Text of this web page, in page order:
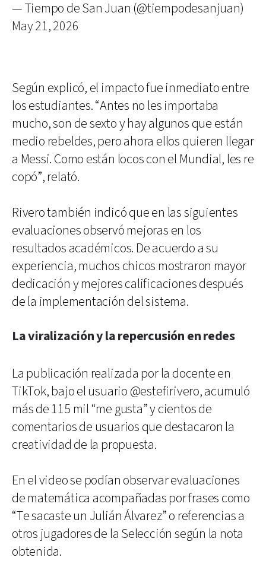
— Tiempo de San Juan (@tiempodesanjuan)
May 21, 2026
Según explicó, el impacto fue inmediato entre
los estudiantes. “Antes no les importaba
mucho, son de sexto y hay algunos que están
medio rebeldes, pero ahora ellos quieren llegar
a Messi. Como están locos con el Mundial, les re
copó”, relató.
Rivero también indicó que en las siguientes
evaluaciones observó mejoras en los
resultados académicos. De acuerdo a su
experiencia, muchos chicos mostraron mayor
dedicación y mejores calificaciones después
de la implementación del sistema.
La viralización y la repercusión en redes
La publicación realizada por la docente en
TikTok, bajo el usuario @estefirivero, acumuló
más de 115 mil “me gusta” y cientos de
comentarios de usuarios que destacaron la
creatividad de la propuesta.
En el video se podían observar evaluaciones
de matemática acompañadas por frases como
“Te sacaste un Julián Álvarez” o referencias a
otros jugadores de la Selección según la nota
obtenida.